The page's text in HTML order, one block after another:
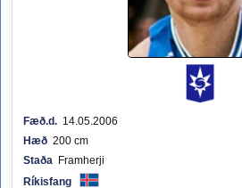
Fæð.d. 14.05.2006
Hæð 200 cm
Staða Framherji
Ríkisfang